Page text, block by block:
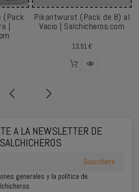
(Pack
|
Pikantwurst (Pack de 8) al
Vacio | Salchicheros.com
13,51 €Precio
A LA NEWSLETTER DE
SALCHICHEROS
generales y la política de